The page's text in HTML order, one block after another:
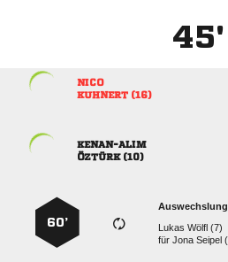
45'

 

 
Auswechslung
  
für 
60’